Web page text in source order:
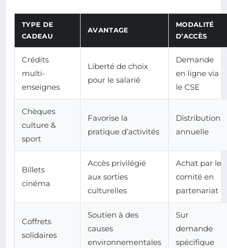
TYPE DE
CADEAU
AVANTAGE
MODALITÉ
D’ACCÈS
Crédits
multi-
enseignes
Liberté de choix
pour le salarié
Demande
en ligne via
le CSE
Chèques
culture &
sport
Favorise la
pratique d’activités
Distribution
annuelle
Billets
cinéma
Accès privilégié
aux sorties
culturelles
Achat par le
comité en
partenariat
Coffrets
solidaires
Soutien à des
causes
environnementales
Sur
demande
spécifique